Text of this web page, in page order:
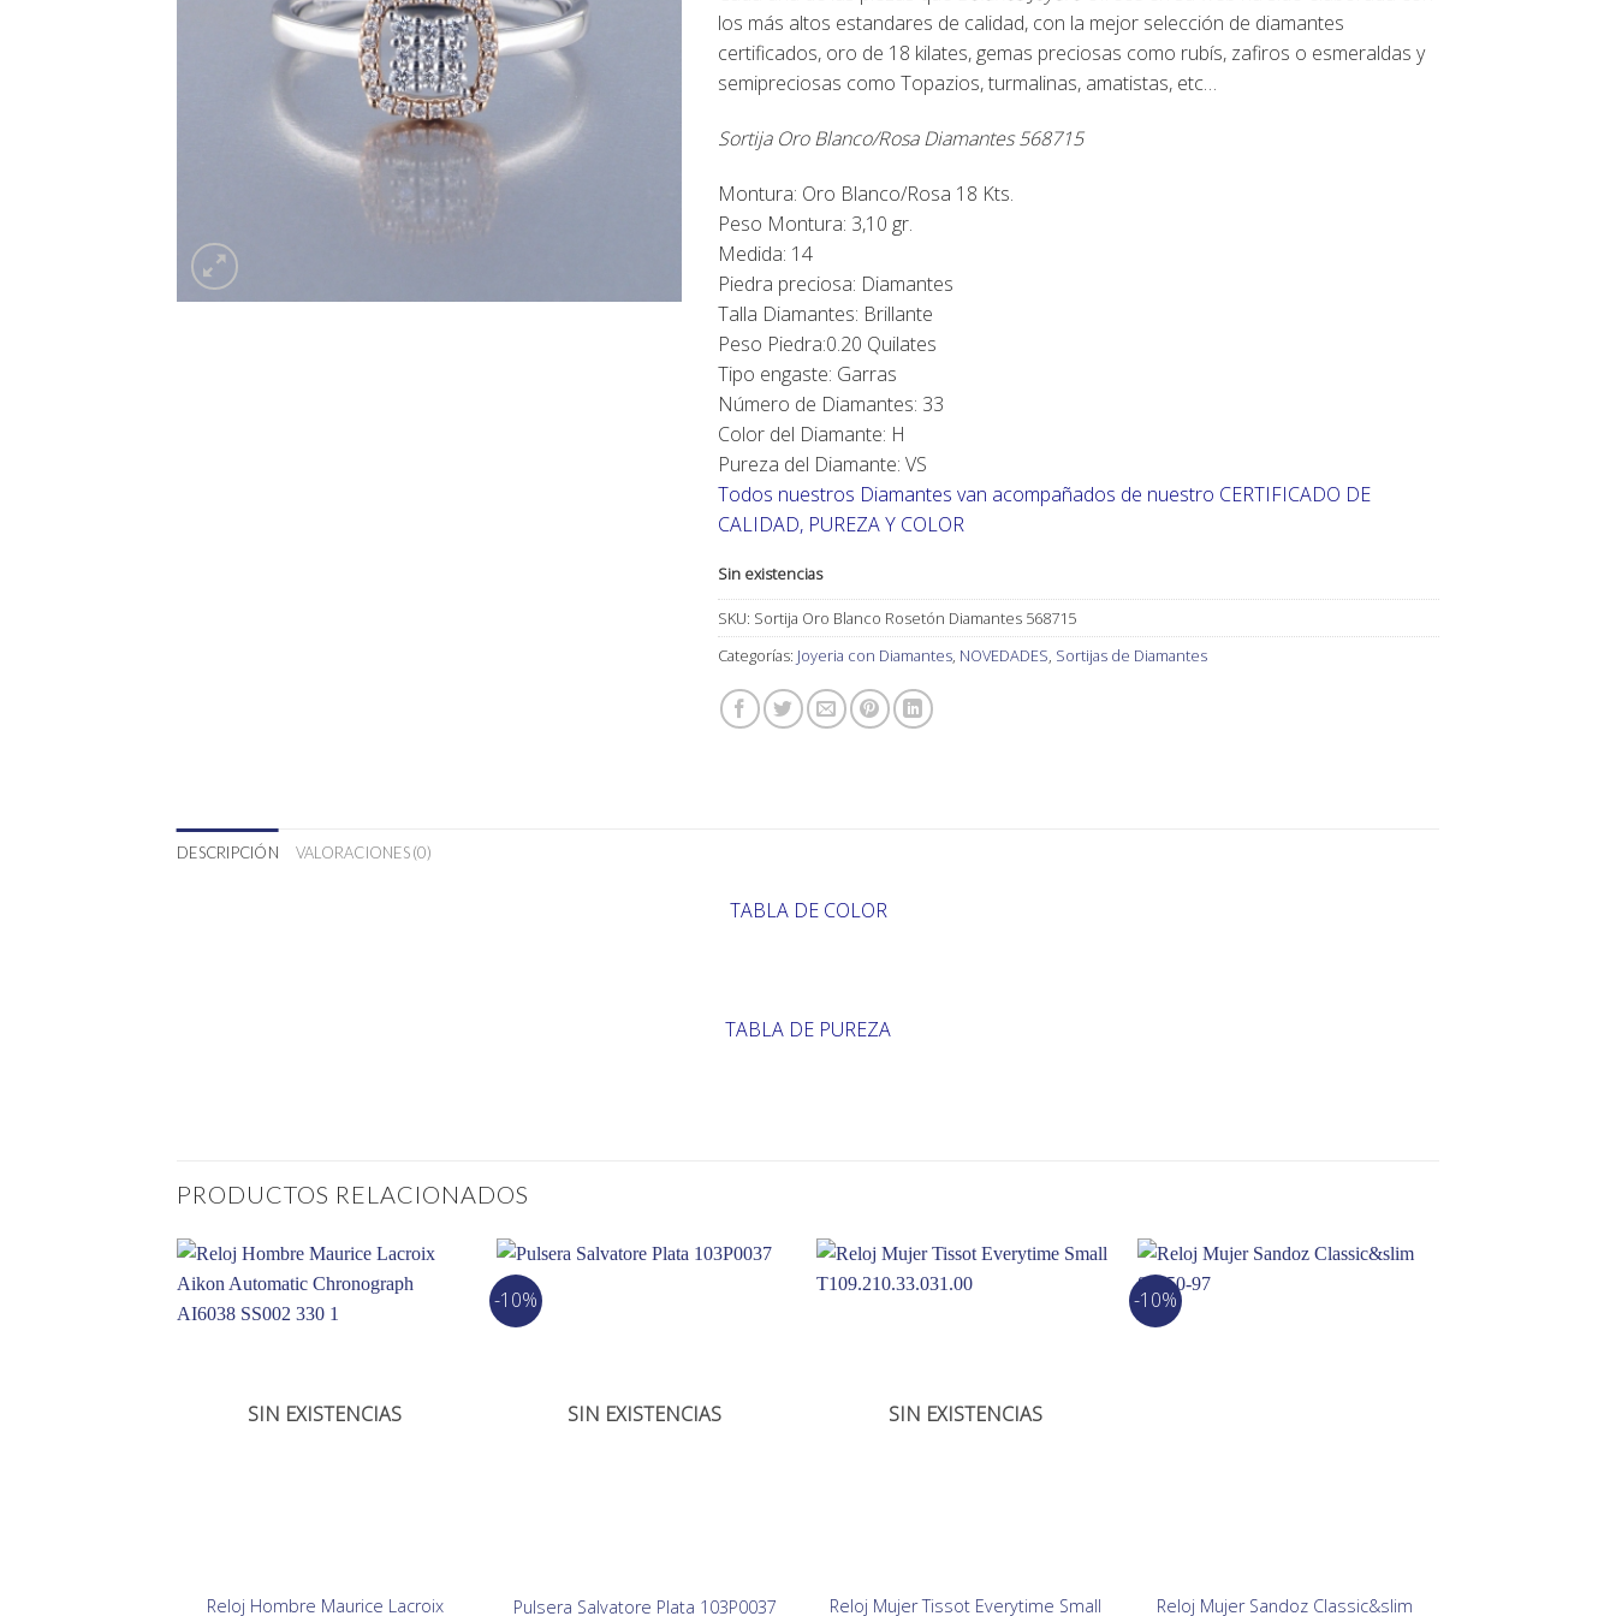
era:
936,00€.
es:
795,00€.
los más altos estandares de calidad, con la mejor selección de diamantes
certificados, oro de 18 kilates, gemas preciosas como rubís, zafiros o esmeraldas y
semipreciosas como Topazios, turmalinas, amatistas, etc…
Sortija Oro Blanco/Rosa Diamantes 568715
Montura: Oro Blanco/Rosa 18 Kts.
Peso Montura: 3,10 gr.
Medida: 14
Piedra preciosa: Diamantes
Talla Diamantes: Brillante
Peso Piedra:0.20 Quilates
Tipo engaste: Garras
Número de Diamantes: 33
Color del Diamante: H
Pureza del Diamante: VS
Todos nuestros Diamantes van acompañados de nuestro CERTIFICADO DE
CALIDAD, PUREZA Y COLOR
Sin existencias
SKU: Sortija Oro Blanco Rosetón Diamantes 568715
Categorías: Joyeria con Diamantes, NOVEDADES, Sortijas de Diamantes
DESCRIPCIÓN VALORACIONES (0)
TABLA DE COLOR
TABLA DE PUREZA
PRODUCTOS RELACIONADOS
SIN EXISTENCIAS
Reloj Hombre Maurice Lacroix
-10%
SIN EXISTENCIAS
Pulsera Salvatore Plata 103P0037
SIN EXISTENCIAS
Reloj Mujer Tissot Everytime Small
-10%
Reloj Mujer Sandoz Classic&slim